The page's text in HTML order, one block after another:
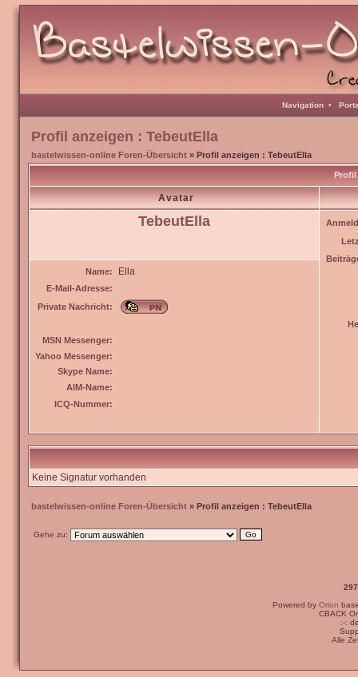
Navigation •
Profil anzeigen : TebeutElla
bastelwissen-online Foren-Übersicht » Profil anzeigen : TebeutElla
Profil
Avatar
TebeutElla
Name: Ella
E-Mail-Adresse:
Private Nachricht:
MSN Messenger:
Yahoo Messenger:
Skype Name:
AIM-Name:
ICQ-Nummer:
Keine Signatur vorhanden
bastelwissen-online Foren-Übersicht » Profil anzeigen : TebeutElla
Gehe zu:
Powered by Orion
CBACK
:-:
Alle